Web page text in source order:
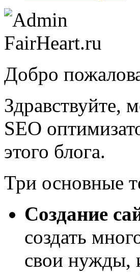
Добро
Здравствуйте,
SEO
этого блога.
Три основные
Создание
создать
свои нужды,